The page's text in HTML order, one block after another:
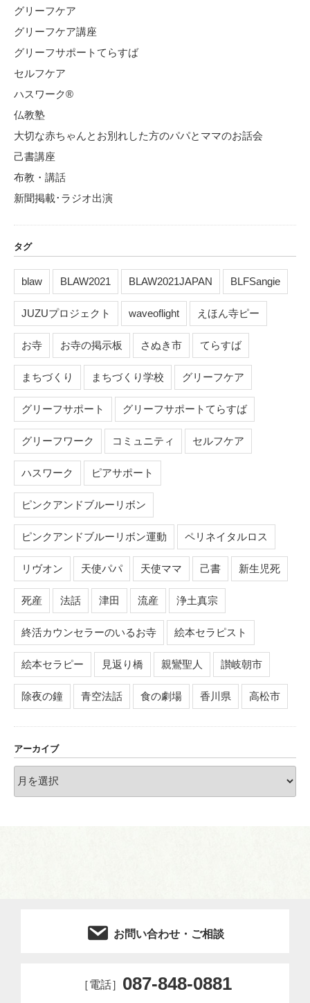
グリーフケア
グリーフケア講座
グリーフサポートてらすば
セルフケア
ハスワーク®
仏教塾
大切な赤ちゃんとお別れした方のパパとママのお話会
己書講座
布教・講話
新聞掲載･ラジオ出演
タグ
blaw BLAW2021 BLAW2021JAPAN BLFSangie
JUZUプロジェクト waveoflight えほん寺ピー
お寺 お寺の掲示板 さぬき市 てらすば
まちづくり まちづくり学校 グリーフケア
グリーフサポート グリーフサポートてらすば
グリーフワーク コミュニティ セルフケア
ハスワーク ピアサポート
ピンクアンドブルーリボン
ピンクアンドブルーリボン運動 ペリネイタルロス
リヴオン 天使パパ 天使ママ 己書 新生児死
死産 法話 津田 流産 浄土真宗
終活カウンセラーのいるお寺 絵本セラピスト
絵本セラピー 見返り橋 親鸞聖人 讃岐朝市
除夜の鐘 青空法話 食の劇場 香川県 高松市
アーカイブ
ー
お問い合わせ・ご相談
［電話］ 087-848-0881